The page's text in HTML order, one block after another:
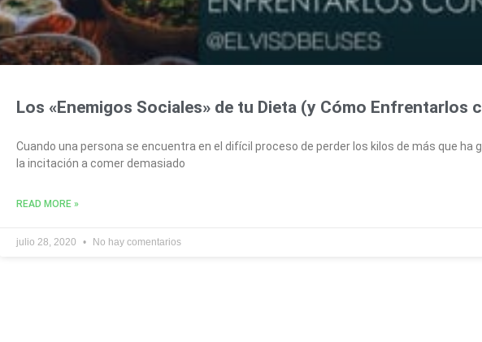
Los «Enemigos Sociales» de tu Dieta (y Cómo Enfrentarlos
Cuando una persona se encuentra en el difícil proceso de perder los kilos de más que ha
la incitación a comer demasiado
READ MORE »
julio 28, 2020 No hay comentarios